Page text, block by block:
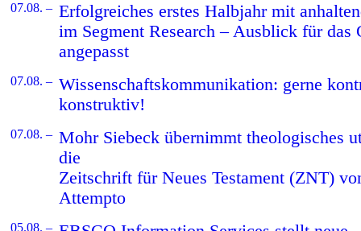
07.08. – Erfolgreiches erstes Halbjahr mit
im Segment Research – Ausblick für das
angepasst
07.08. – Wissenschaftskommunikation: gerne
konstruktiv!
07.08. – Mohr Siebeck übernimmt theologisches
die
Zeitschrift für Neues Testament (ZNT)
Attempto
05.08. –